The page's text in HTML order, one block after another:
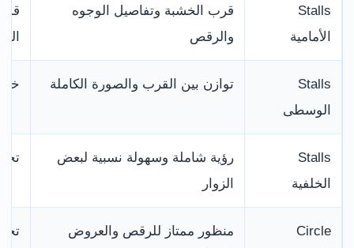
Stalls
الأمامية
قرب الخشبة وتفاصيل الوجوه
والرقص
قد
Stalls
الوسطى
توازن بين القرب والصورة الكاملة
Stalls
الخلفية
رؤية شاملة وسهولة نسبية لبعض
الزوار
Circle
منظور ممتاز للرقص والعروض